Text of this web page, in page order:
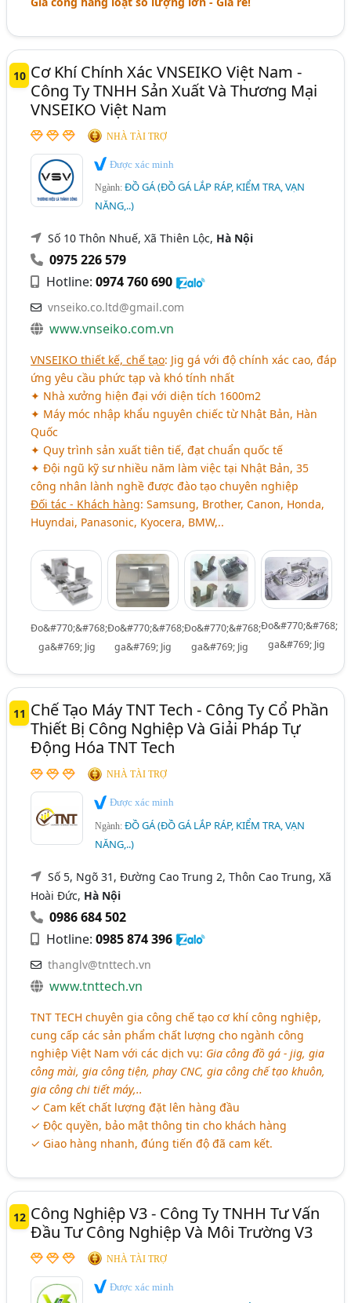
10 Cơ Khí Chính Xác VNSEIKO Việt Nam -
Công Ty TNHH Sản Xuất Và Thương Mại
VNSEIKO Việt Nam
NHÀ TÀI TRỢ
Được xác minh
Ngành:ĐỒ GÁ (ĐỒ GÁ LẮP RÁP, KIỂM TRA, VẠN
NĂNG,..)
Số 10 Thôn Nhuế, Xã Thiên Lộc, Hà Nội
0975 226 579
Hotline:0974 760 690
vnseiko.co.ltd@gmail.com
www.vnseiko.com.vn
VNSEIKO thiết kế, chế tạo: Jig gá với độ chính xác cao, đáp
ứng yêu cầu phức tạp và khó tính nhất
✦ Nhà xưởng hiện đại với diện tích 1600m2
✦ Máy móc nhập khẩu nguyên chiếc từ Nhật Bản, Hàn
Quốc
✦ Quy trình sản xuất tiên tiế, đạt chuẩn quốc tế
✦ Đội ngũ kỹ sư nhiều năm làm việc tại Nhật Bản, 35
công nhân lành nghề được đào tạo chuyên nghiệp
Đối tác - Khách hàng: Samsung, Brother, Canon, Honda,
Huyndai, Panasonic, Kyocera, BMW,..
Đo&#770;&#768;
ga&#769; Jig
Đo&#770;&#768;
ga&#769; Jig
Đo&#770;&#768;
ga&#769; Jig
Đo&#770;&#768;
ga&#769; Jig
11 Chế Tạo Máy TNT Tech - Công Ty Cổ Phần
Thiết Bị Công Nghiệp Và Giải Pháp Tự
Động Hóa TNT Tech
NHÀ TÀI TRỢ
Được xác minh
Ngành:ĐỒ GÁ (ĐỒ GÁ LẮP RÁP, KIỂM TRA, VẠN
NĂNG,..)
Số 5, Ngõ 31, Đường Cao Trung 2, Thôn Cao Trung, Xã
Hoài Đức, Hà Nội
0986 684 502
Hotline:0985 874 396
thanglv@tnttech.vn
www.tnttech.vn
TNT TECH chuyên gia công chế tạo cơ khí công nghiệp,
cung cấp các sản phẩm chất lượng cho ngành công
nghiệp Việt Nam với các dịch vụ: Gia công đồ gá - jig, gia
công mài, gia công tiện, phay CNC, gia công chế tạo khuôn,
gia công chi tiết máy,..
✓ Cam kết chất lượng đặt lên hàng đầu
✓ Độc quyền, bảo mật thông tin cho khách hàng
✓ Giao hàng nhanh, đúng tiến độ đã cam kết.
12 Công Nghiệp V3 - Công Ty TNHH Tư Vấn
Đầu Tư Công Nghiệp Và Môi Trường V3
NHÀ TÀI TRỢ
Được xác minh